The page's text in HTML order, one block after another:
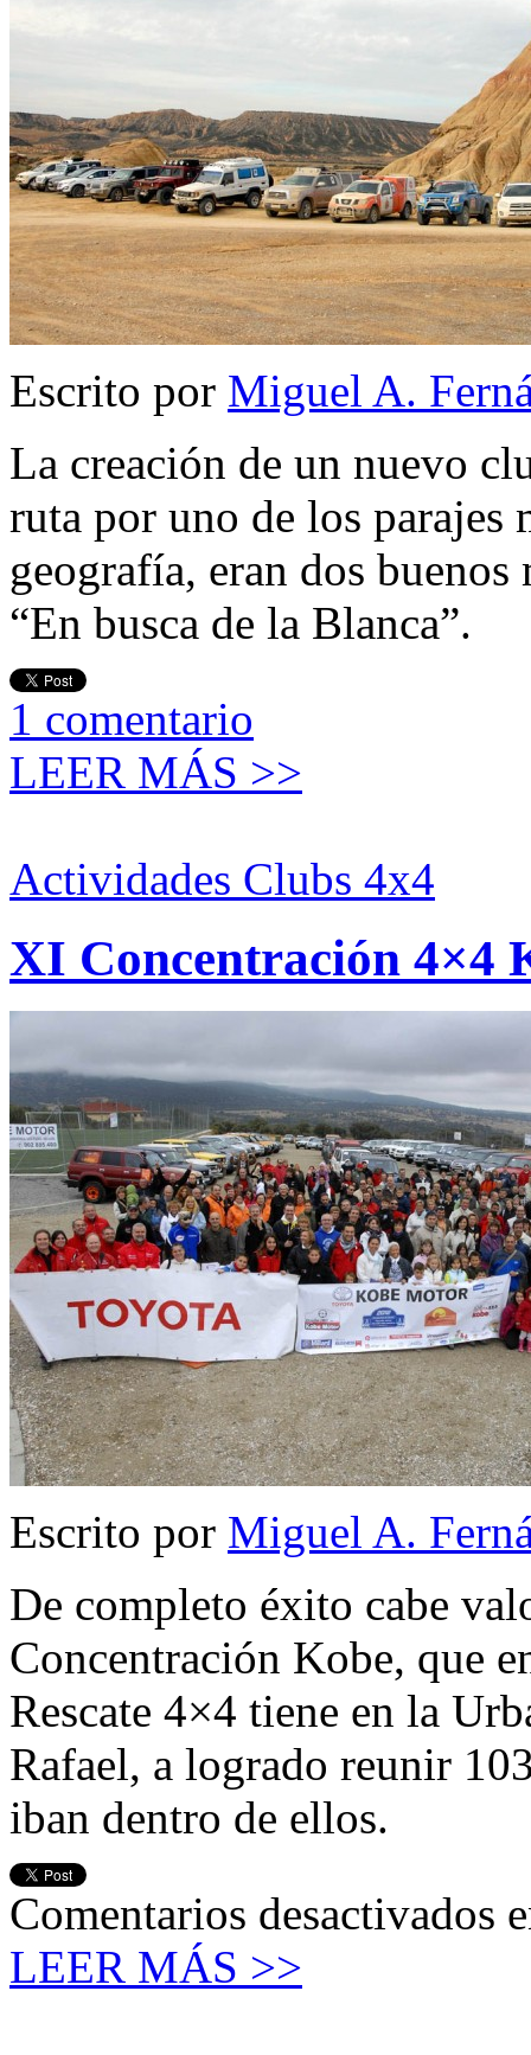
Escrito por Miguel A.
La creación de un nuevo
ruta por uno de los parajes
geografía, eran dos
“En busca de la Blanca”.
1 comentario
LEER MÁS >>
Actividades Clubs 4x4
XI Concentración 4×4
Escrito por Miguel A.
De completo éxito cabe
Concentración Kobe, que
Rescate 4×4 tiene en la
Rafael, a logrado reunir
iban dentro de ellos.
Comentarios desactivados
LEER MÁS >>